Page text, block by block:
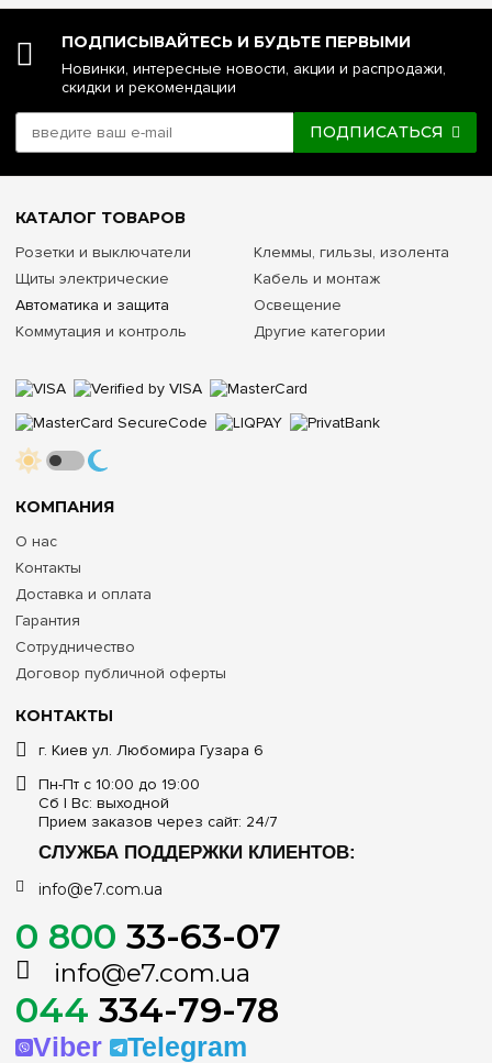
ПОДПИСЫВАЙТЕСЬ И БУДЬТЕ ПЕРВЫМИ
Новинки, интересные новости, акции и распродажи,
скидки и рекомендации
ПОДПИСАТЬСЯ
КОНТАКТЫ
г. Киев ул. Любомира Гузара 6
Пн-Пт с 10:00 до 19:00
Сб | Вс: выходной
Прием заказов через сайт: 24/7
СЛУЖБА ПОДДЕРЖКИ КЛИЕНТОВ:
info@e7.com.ua
0 800 33-63-07
info@e7.com.ua
044 334-79-78
Viber Telegram
КОМПАНИЯ
О нас
Контакты
Доставка и оплата
Гарантия
Сотрудничество
Договор публичной оферты
КАТАЛОГ ТОВАРОВ
Розетки и выключатели
Щиты электрические
Автоматика и защита
Коммутация и контроль
Клеммы, гильзы, изолента
Кабель и монтаж
Освещение
Другие категории